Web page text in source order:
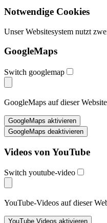
Notwendige Cookies
Unser Websitesystem nutzt
GoogleMaps
Switch googlemap
GoogleMaps auf dieser
Videos von YouTube
Switch youtube-video
YouTube-Videos auf dieser